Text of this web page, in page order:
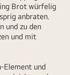
Brot würfelig
anbraten.
und zu den
und mit
Element und